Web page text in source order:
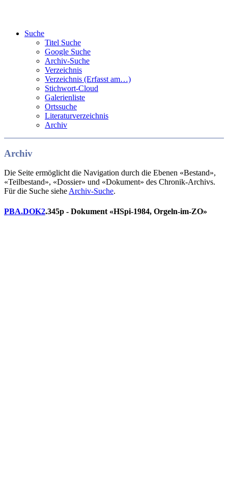
Suche
Titel Suche
Google Suche
Archiv-Suche
Verzeichnis
Verzeichnis (Erfasst am…)
Stichwort-Cloud
Galerienliste
Ortssuche
Literaturverzeichnis
Archiv
Archiv
Die Seite ermöglicht die Navigation durch die Ebenen «Bestand»,
«Teilbestand», «Dossier» und «Dokument» des Chronik-Archivs.
Für die Suche sieheArchiv-Suche.
PBA.DOK2.345p - Dokument «HSpi-1984, Orgeln-im-ZO»